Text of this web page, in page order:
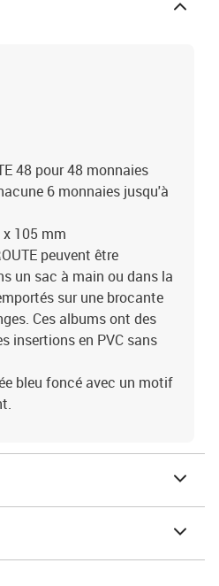
48 pour 48 monnaies
6 monnaies jusqu'à
105 mm
peuvent être
un sac à main ou dans la
sur une brocante
Ces albums ont des
insertions en PVC sans
bleu foncé avec un motif